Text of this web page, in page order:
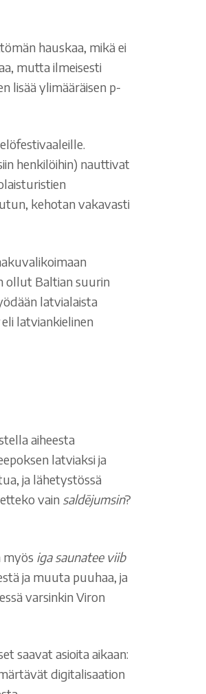
hauskaa, mikä ei
mutta ilmeisesti
lisää ylimääräisen p-
henkilöihin) nauttivat
kehotan vakavasti
ollut Baltian suurin
latvialaista
latviankielinen
aiheesta
latviaksi ja
ja lähetystössä
vain saldējumsin?
myös iga saunatee viib
ja muuta puuhaa, ja
varsinkin Viron
saavat asioita aikaan:
digitalisaation